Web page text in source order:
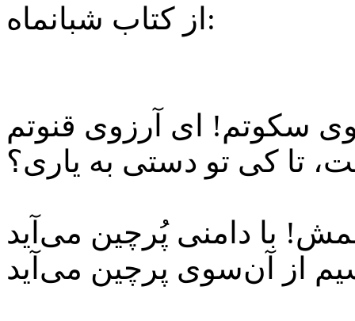
از کتاب شبانماه:
با دامنی پُرچین می‌آید